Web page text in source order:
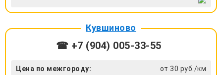
Кувшиново
☎ +7 (904) 005-33-55
Цена по межгороду: от 30 руб./км